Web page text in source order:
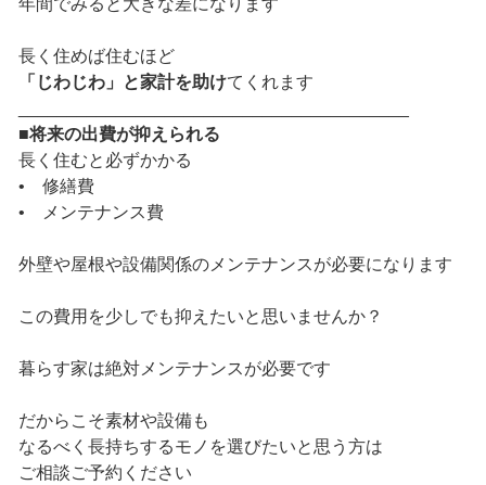
年間でみると大きな差になります
長く住めば住むほど
「じわじわ」と家計を助けてくれます
■将来の出費が抑えられる
長く住むと必ずかかる
• 修繕費
• メンテナンス費
外壁や屋根や設備関係のメンテナンスが必要になります
この費用を少しでも抑えたいと思いませんか？
暮らす家は絶対メンテナンスが必要です
だからこそ素材や設備も
なるべく長持ちするモノを選びたいと思う方は
ご相談ご予約ください